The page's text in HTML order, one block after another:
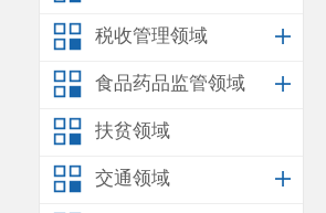
税收管理领域
食品药品监管领域
扶贫领域
交通领域